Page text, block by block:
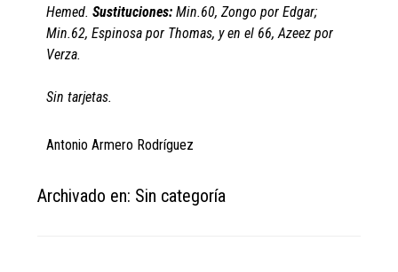
Hemed.Sustituciones: Min.60, Zongo por Edgar;
Min.62, Espinosa por Thomas, y en el 66, Azeez por
Verza.
Sin tarjetas.
Antonio Armero Rodríguez
Archivado en: Sin categoría